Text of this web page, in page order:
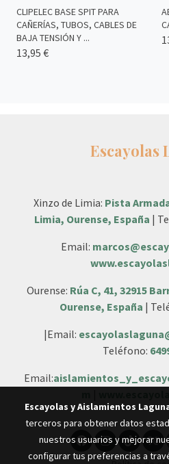
CLIPELEC BASE SPIT PARA
CAÑERÍAS, TUBOS, CABLES DE
BAJA TENSIÓN Y ...
13,95 €
Escayolas
Xinzo de Limia: Pista
Limia, Ourense, España |
Email:
Ourense: Rúa C, 41, 32915
Ourense, España |
|Email:
Teléfono:
Email:
Escayolas y Aislamientos
terceros para obtener datos
nuestros usuarios y mejorar
configurar tus preferencias a